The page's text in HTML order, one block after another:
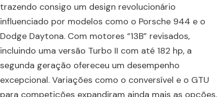
trazendo consigo um design revolucionário
influenciado por modelos como o Porsche 944 e o
Dodge Daytona. Com motores “13B” revisados,
incluindo uma versão Turbo II com até 182 hp, a
segunda geração ofereceu um desempenho
excepcional. Variações como o conversível e o GTU
para competições expandiram ainda mais as opções.